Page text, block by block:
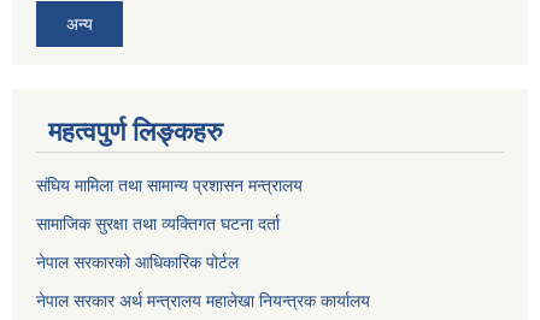
अन्य
महत्वपुर्ण लिङ्कहरु
संघिय मामिला तथा सामान्य प्रशासन मन्त्रालय
सामाजिक सुरक्षा तथा व्यक्तिगत घटना दर्ता
नेपाल सरकारको आधिकारिक पोर्टल
नेपाल सरकार अर्थ मन्त्रालय महालेखा नियन्त्रक कार्यालय